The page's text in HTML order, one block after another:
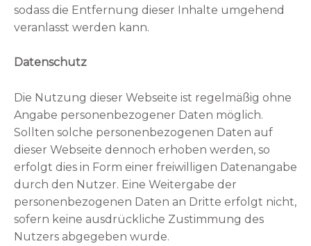
sodass die Entfernung dieser Inhalte umgehend
veranlasst werden kann.
Datenschutz
Die Nutzung dieser Webseite ist regelmäßig ohne
Angabe personenbezogener Daten möglich.
Sollten solche personenbezogenen Daten auf
dieser Webseite dennoch erhoben werden, so
erfolgt dies in Form einer freiwilligen Datenangabe
durch den Nutzer. Eine Weitergabe der
personenbezogenen Daten an Dritte erfolgt nicht,
sofern keine ausdrückliche Zustimmung des
Nutzers abgegeben wurde.